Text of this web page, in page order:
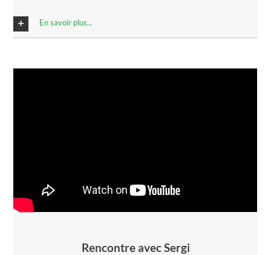
En savoir plus...
Rencontre avec Sergi